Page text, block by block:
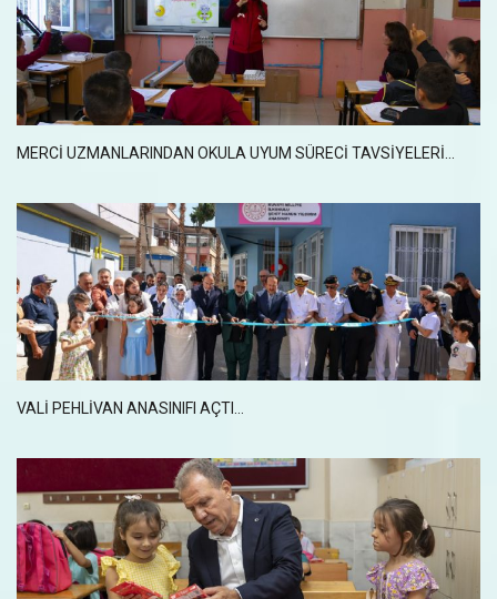
MERCİ UZMANLARINDAN OKULA UYUM SÜRECİ TAVSİYELERİ...
VALI PEHLIVAN ANASINIFI AÇTI…